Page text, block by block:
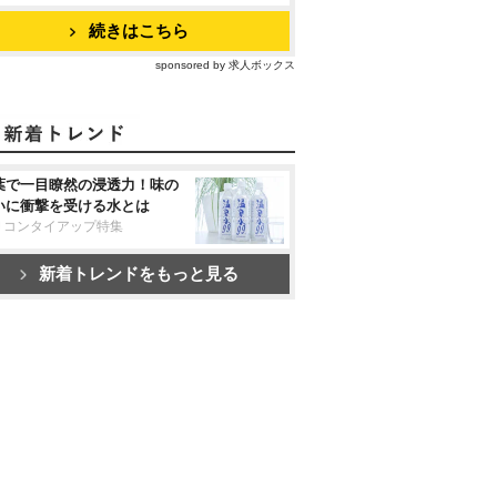
続きはこちら
sponsored by 求人ボックス
で一目瞭然の浸透力！味の
に衝撃を受ける水とは
コンタイアップ特集
新着トレンドをもっと見る